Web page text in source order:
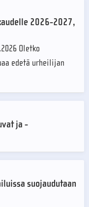
2026-2027,
Oletko
edetä urheilijan
ja -
suojaudutaan